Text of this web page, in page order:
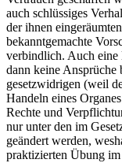
auch schlüssiges
der ihnen
bekanntgemachte
verbindlich. Auch eine
dann keine Ansprüche
gesetzwidrigen (weil
Handeln eines
Rechte und
nur unter den im
geändert werden,
praktizierten Übung